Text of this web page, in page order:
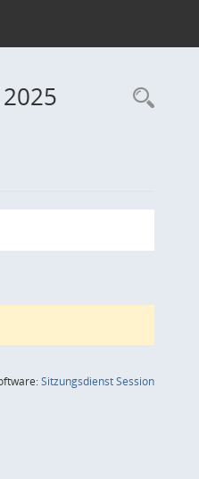
SitzungsdienstSession(Wird in